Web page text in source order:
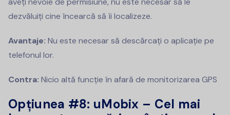
dezvăluiți cine încearcă să îi localizeze.
Avantaje: Nu este necesar să descărcați o aplicație pe
telefonul lor.
Contra: Nicio altă funcție în afară de monitorizarea GPS
Opțiunea #8: uMobix – Cel mai